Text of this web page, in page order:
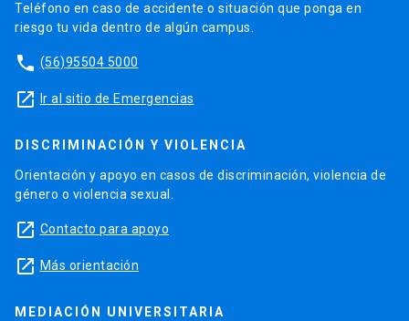
Teléfono en caso de accidente o situación que ponga en
riesgo tu vida dentro de algún campus.
phone (56)95504 5000
launch Ir al sitio de Emergencias
DISCRIMINACIÓN Y VIOLENCIA
Orientación y apoyo en casos de discriminación, violencia de
género o violencia sexual.
launch Contacto para apoyo
launch Más orientación
MEDIACIÓN UNIVERSITARIA